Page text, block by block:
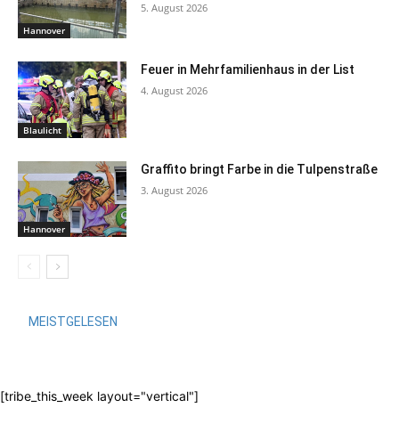
Hannover
5. August 2026
Blaulicht
Feuer in Mehrfamilienhaus in der List
4. August 2026
Hannover
Graffito bringt Farbe in die Tulpenstraße
3. August 2026
MEISTGELESEN
[tribe_this_week layout="vertical"]